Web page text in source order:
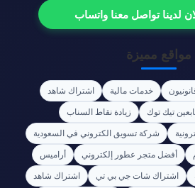
لدينا تواصل معنا واتساب
مواقع مميزة
خدمات مالية
اشتراك شاهد
تيك توك
زيادة نقاط السناب
شركة تسويق الكتروني في السعودية
أفضل متجر عطور إلكتروني
أراميس
اشتراك شات جي بي تي
اشتراك شاهد